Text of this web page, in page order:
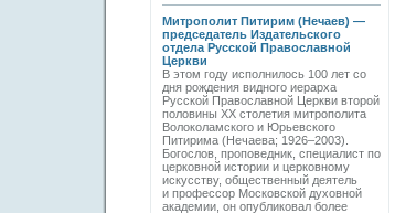
Митрополит Питирим (Нечаев) —
председатель Издательского
отдела Русской Православной
Церкви
В этом году исполнилось 100 лет со
дня рождения видного иерарха
Русской Православной Церкви второй
половины XX столетия митрополита
Волоколамского и Юрьевского
Питирима (Нечаева; 1926–2003).
Богослов, проповедник, специалист по
церковной истории и церковному
искусству, общественный деятель
и профессор Московской духовной
академии, он опубликовал более